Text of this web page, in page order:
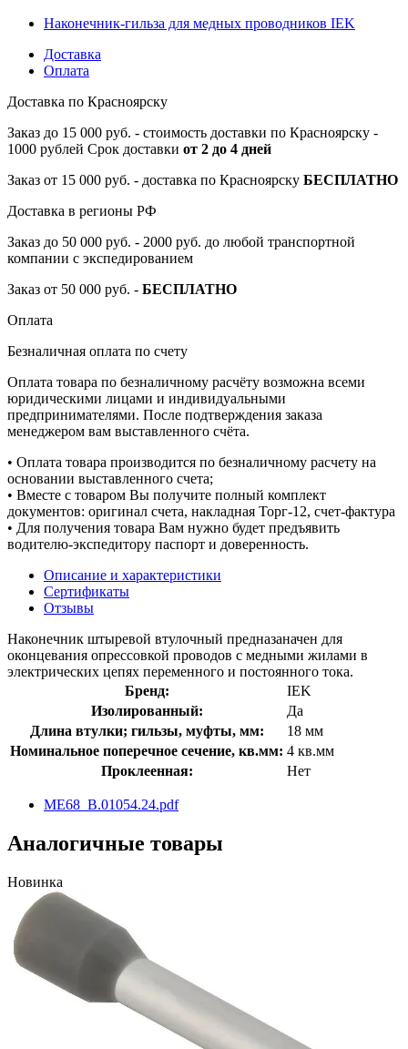
Наконечник-гильза для медных проводников IEK
Доставка
Оплата
Доставка по Красноярску
Заказ до 15 000 руб. - стоимость доставки по Красноярску -
1000 рублей Срок доставки от 2 до 4 дней
Заказ от 15 000 руб. - доставка по Красноярску БЕСПЛАТНО
Доставка в регионы РФ
Заказ до 50 000 руб. - 2000 руб. до любой транспортной
компании с экспедированием
Заказ от 50 000 руб. - БЕСПЛАТНО
Оплата
Безналичная оплата по счету
Оплата товара по безналичному расчёту возможна всеми
юридическими лицами и индивидуальными
предпринимателями. После подтверждения заказа
менеджером вам выставленного счёта.
• Оплата товара производится по безналичному расчету на
основании выставленного счета;
• Вместе с товаром Вы получите полный комплект
документов: оригинал счета, накладная Торг-12, счет-фактура
• Для получения товара Вам нужно будет предъявить
водителю-экспедитору паспорт и доверенность.
Описание и характеристики
Сертификаты
Отзывы
Наконечник штыревой втулочный предназаначен для
оконцевания опрессовкой проводов с медными жилами в
электрических цепях переменного и постоянного тока.
Бренд:
IEK
Изолированный:
Да
Длина втулки; гильзы, муфты, мм:
18 мм
Номинальное поперечное сечение, кв.мм: 4 кв.мм
Проклеенная:
Нет
ME68_B.01054.24.pdf
Аналогичные товары
Новинка